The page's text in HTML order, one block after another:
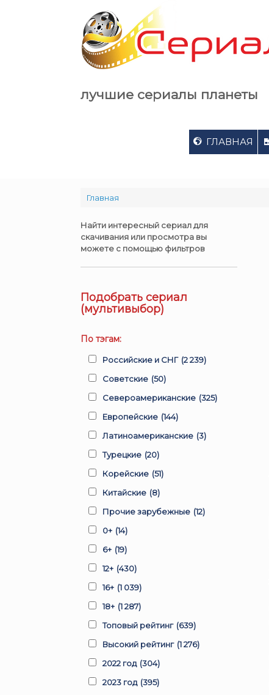
лучшие сериалы планеты
ГЛАВНАЯ
Главная
Найти интересный сериал для
скачивания или просмотра вы
можете с помощью фильтров
Подобрать сериал
(мультивыбор)
По тэгам:
Российские и СНГ (2 239)
Советские (50)
Североамериканские (325)
Европейские (144)
Латиноамериканские (3)
Турецкие (20)
Корейские (51)
Китайские (8)
Прочие зарубежные (12)
0+ (14)
6+ (19)
12+ (430)
16+ (1 039)
18+ (1 287)
Топовый рейтинг (639)
Высокий рейтинг (1 276)
2022 год (304)
2023 год (395)